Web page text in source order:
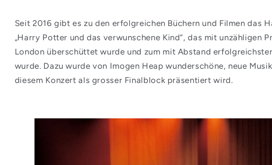
Seit 2016 gibt es zu den erfolgreichen Büchern und Filmen das
„Harry Potter und das verwunschene Kind“, das mit unzähligen
London überschüttet wurde und zum mit Abstand
wurde. Dazu wurde von Imogen Heap wunderschöne, neue
diesem Konzert als grosser Finalblock präsentiert wird.